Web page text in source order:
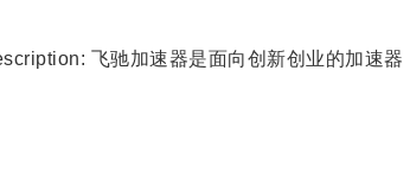
飞驰加速器是面向创新创业的加速器